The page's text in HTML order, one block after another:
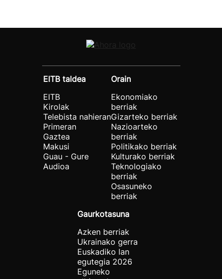
EITB taldea
EITB
Kirolak
Telebista nahieran
Primeran
Gaztea
Makusi
Guau - Gure
Audioa
Orain
Ekonomiako
berriak
Gizarteko berriak
Nazioarteko
berriak
Politikako berriak
Kulturako berriak
Teknologiako
berriak
Osasuneko
berriak
Gaurkotasuna
Azken berriak
Ukrainako gerra
Euskadiko lan
egutegia 2026
Eguneko